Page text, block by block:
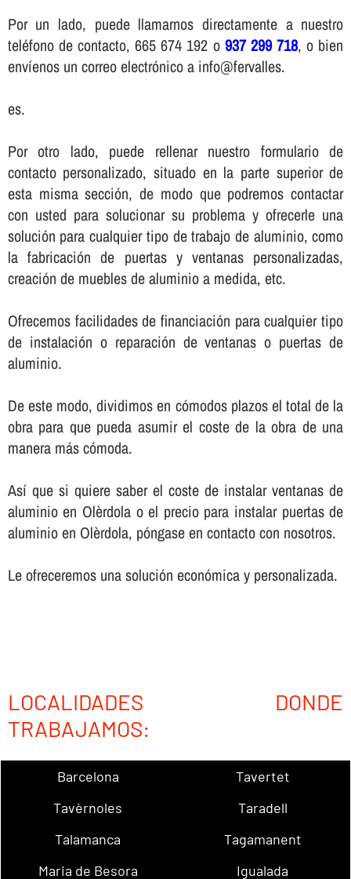
Por un lado, puede llamarnos directamente a nuestro
teléfono de contacto, 665 674 192 o 937 299 718, o bien
enví­enos un correo electrónico a info@fervalles.
es.
Por otro lado, puede rellenar nuestro formulario de
contacto personalizado, situado en la parte superior de
esta misma sección, de modo que podremos contactar
con usted para solucionar su problema y ofrecerle una
solución para cualquier tipo de trabajo de aluminio, como
la fabricación de puertas y ventanas personalizadas,
creación de muebles de aluminio a medida, etc.
Ofrecemos facilidades de financiación para cualquier tipo
de instalación o reparación de ventanas o puertas de
aluminio.
De este modo, dividimos en cómodos plazos el total de la
obra para que pueda asumir el coste de la obra de una
manera más cómoda.
Así­ que si quiere saber el coste de instalar ventanas de
aluminio en Olèrdola o el precio para instalar puertas de
aluminio en Olèrdola, póngase en contacto con nosotros.
Le ofreceremos una solución económica y personalizada.
LOCALIDADES DONDE
TRABAJAMOS:
Barcelona
Tavertet
Tavèrnoles
Taradell
Talamanca
Tagamanent
Maria de Besora
Igualada